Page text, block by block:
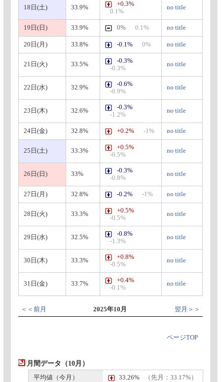
18日(土) 33.9%
+0.3%
0.1%
no title
19日(日) 33.9% 0% 0.1% no title
20日(月) 33.8% -0.1% 0% no title
21日(火) 33.5%
-0.3%
-0.3%
no title
22日(水) 32.9%
-0.6%
-0.9%
no title
23日(木) 32.6%
-0.3%
-1.2%
no title
24日(金) 32.8% +0.2% -1% no title
25日(土) 33.3%
+0.5%
-0.5%
no title
26日(日) 33%
-0.3%
-0.8%
no title
27日(月) 32.8% -0.2% -1% no title
28日(火) 33.3%
+0.5%
-0.5%
no title
29日(水) 32.5%
-0.8%
-1.3%
no title
30日(木) 33.3%
+0.8%
-0.5%
no title
31日(金) 33.7%
+0.4%
-0.1%
no title
＜＜前月 2025年10月 翌月＞＞
ページTOP
月間データ（10月）
平均値（今月） 33.26% （先月：33.17%）